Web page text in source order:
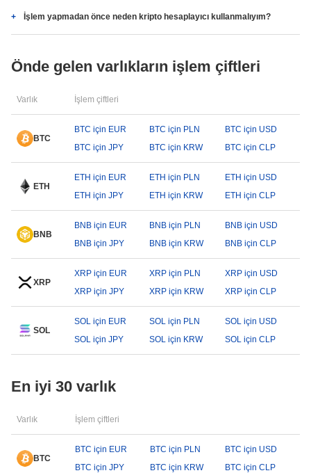
İşlem yapmadan önce neden kripto hesaplayıcı kullanmalıyım?
Önde gelen varlıkların işlem çiftleri
Varlık İşlem çiftleri
BTC
BTC için EUR BTC için PLN
BTC için USD
BTC için JPY
BTC için KRW BTC için CLP
ETH
ETH için EUR ETH için PLN
ETH için USD
ETH için JPY
ETH için KRW ETH için CLP
BNB
BNB için EUR BNB için PLN
BNB için USD
BNB için JPY
BNB için KRW BNB için CLP
XRP
XRP için EUR XRP için PLN
XRP için USD
XRP için JPY
XRP için KRW XRP için CLP
SOL
SOL için EUR SOL için PLN
SOL için USD
SOL için JPY
SOL için KRW SOL için CLP
En iyi 30 varlık
Varlık İşlem çiftleri
BTC
BTC için EUR BTC için PLN
BTC için USD
BTC için JPY
BTC için KRW BTC için CLP